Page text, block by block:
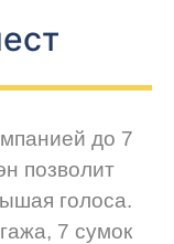
до 7
позволит
голоса.
7 сумок